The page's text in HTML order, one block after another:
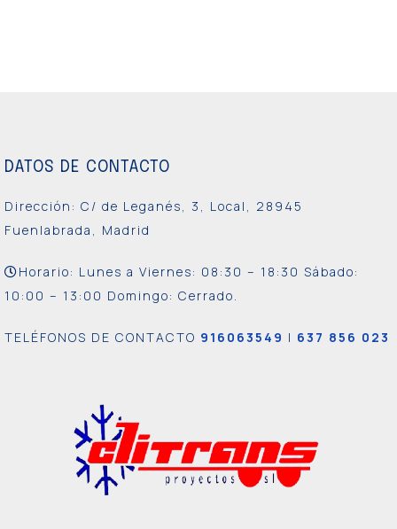
DATOS DE CONTACTO
Dirección: C/ de Leganés, 3, Local, 28945
Fuenlabrada, Madrid
Horario: Lunes a Viernes: 08:30 – 18:30 Sábado:
10:00 – 13:00 Domingo: Cerrado.
TELÉFONOS DE CONTACTO 916063549 | 637 856 023